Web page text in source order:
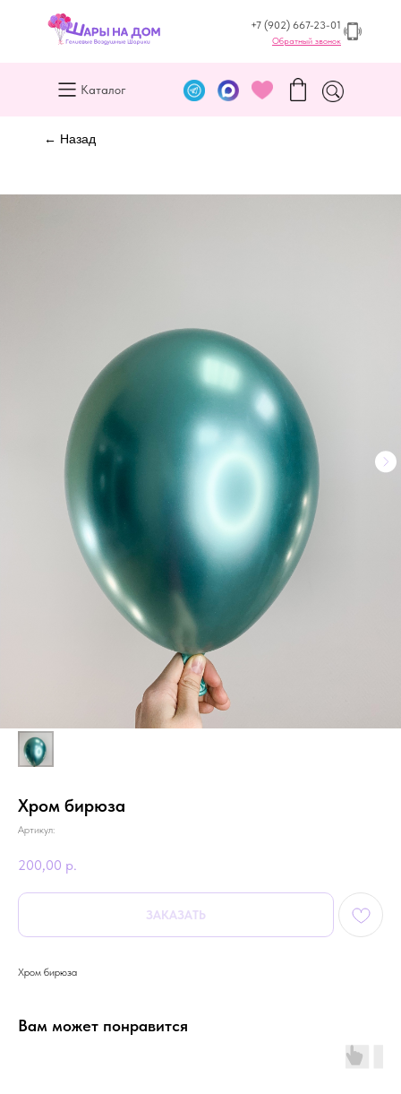
+7 (902) 667-23-01
Обратный звонок
Каталог
← Назад
Хром бирюза
Артикул:
200,00 р.
ЗАКАЗАТЬ
Хром бирюза
Вам может понравится